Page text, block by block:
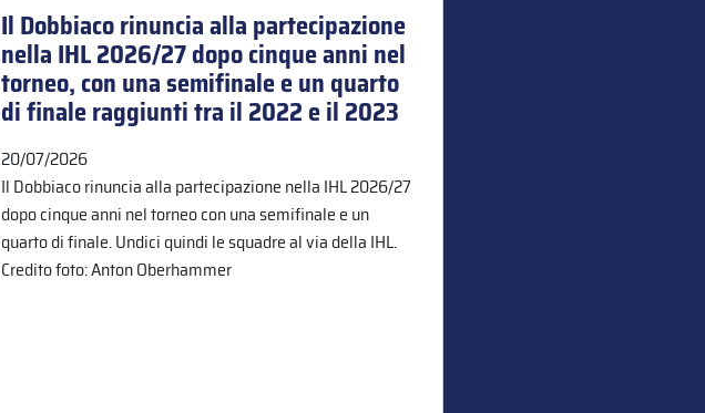
Il Dobbiaco rinuncia alla partecipazione
nella IHL 2026/27 dopo cinque anni nel
torneo, con una semifinale e un quarto
di finale raggiunti tra il 2022 e il 2023
20/07/2026
Il Dobbiaco rinuncia alla partecipazione nella IHL 2026/27
dopo cinque anni nel torneo con una semifinale e un
quarto di finale. Undici quindi le squadre al via della IHL.
Credito foto: Anton Oberhammer